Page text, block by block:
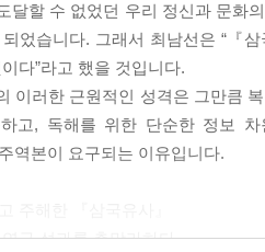
달할 수 없었던 우리 정신과 문화
었습니다. 그래서 최남선은 “『
다”라고 했을 것입니다.
이러한 근원적인 성격은 그만큼
하고, 독해를 위한 단순한 정보
역본이 요구되는 이유입니다.
구 성과를 총망라하다